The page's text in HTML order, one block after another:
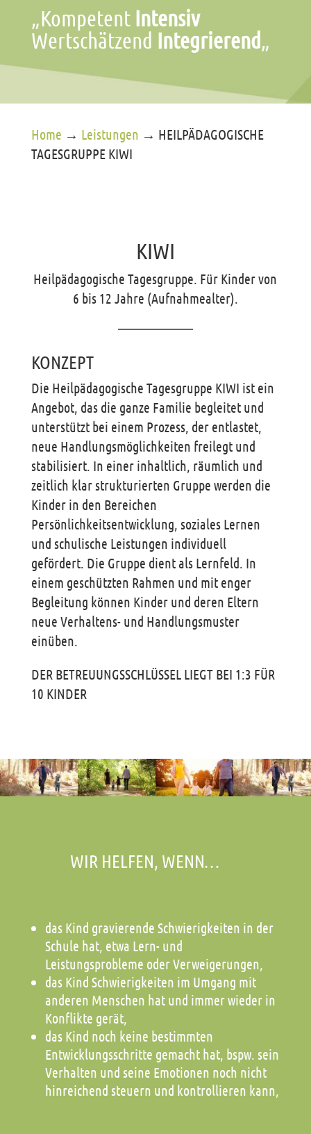
„Kompetent Intensiv
Wertschätzend Integrierend„
Home → Leistungen → HEILPÄDAGOGISCHE
TAGESGRUPPE KIWI
KIWI
Heilpädagogische Tagesgruppe. Für Kinder von
6 bis 12 Jahre (Aufnahmealter).
KONZEPT
Die Heilpädagogische Tagesgruppe KIWI ist ein
Angebot, das die ganze Familie begleitet und
unterstützt bei einem Prozess, der entlastet,
neue Handlungsmöglichkeiten freilegt und
stabilisiert. In einer inhaltlich, räumlich und
zeitlich klar strukturierten Gruppe werden die
Kinder in den Bereichen
Persönlichkeitsentwicklung, soziales Lernen
und schulische Leistungen individuell
gefördert. Die Gruppe dient als Lernfeld. In
einem geschützten Rahmen und mit enger
Begleitung können Kinder und deren Eltern
neue Verhaltens- und Handlungsmuster
einüben.
DER BETREUUNGSSCHLÜSSEL LIEGT BEI 1:3 FÜR
10 KINDER
WIR HELFEN, WENN…
das Kind gravierende Schwierigkeiten in der
Schule hat, etwa Lern- und
Leistungsprobleme oder Verweigerungen,
das Kind Schwierigkeiten im Umgang mit
anderen Menschen hat und immer wieder in
Konflikte gerät,
das Kind noch keine bestimmten
Entwicklungsschritte gemacht hat, bspw. sein
Verhalten und seine Emotionen noch nicht
hinreichend steuern und kontrollieren kann,